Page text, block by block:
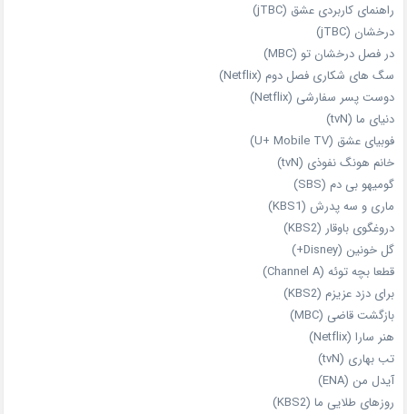
راهنمای کاربردی عشق (jTBC)
درخشان (jTBC)
در فصل درخشان تو (MBC)
سگ های شکاری فصل دوم (Netflix)
دوست‌ پسر سفارشی (Netflix)
دنیای ما (tvN)
فوبیای عشق (U+ Mobile TV)
خانم هونگ نفوذی (tvN)
گومیهو بی دم (SBS)
ماری و سه پدرش (KBS1)
دروغگوی باوقار (KBS2)
گل خونین (Disney+)
قطعا بچه توئه (Channel A)
برای دزد عزیزم (KBS2)
بازگشت قاضی (MBC)
هنر سارا (Netflix)
تب بهاری (tvN)
آیدل من (ENA)
روزهای طلایی ما (KBS2)